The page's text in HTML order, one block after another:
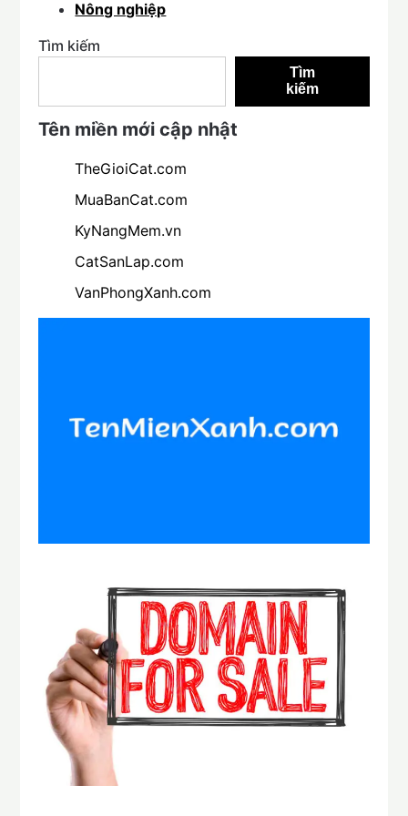
Nông nghiệp
Tìm kiếm
Tìm
kiếm
Tên miền mới cập nhật
TheGioiCat.com
MuaBanCat.com
KyNangMem.vn
CatSanLap.com
VanPhongXanh.com